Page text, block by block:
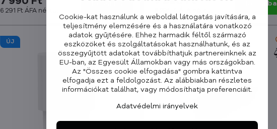
6 291 FtÁFA nélkül
Kosárba
ÚJ
Cookie-kat használunk a weboldal látogatás javítására, a
teljesítmény elemzésére és a használatára vonatkozó
adatok gyűjtésére. Ehhez harmadik féltől származó
eszközöket és szolgáltatásokat használhatunk, és az
összegyűjtött adatokat továbbíthatjuk partnereinknek az
EU-ban, az Egyesült Államokban vagy más országokban.
Az "Összes cookie elfogadása" gombra kattintva
elfogadja ezt a feldolgozást. Az alábbiakban részletes
információkat találhat, vagy módosíthatja preferenciáit.
Adatvédelmi irányelvek